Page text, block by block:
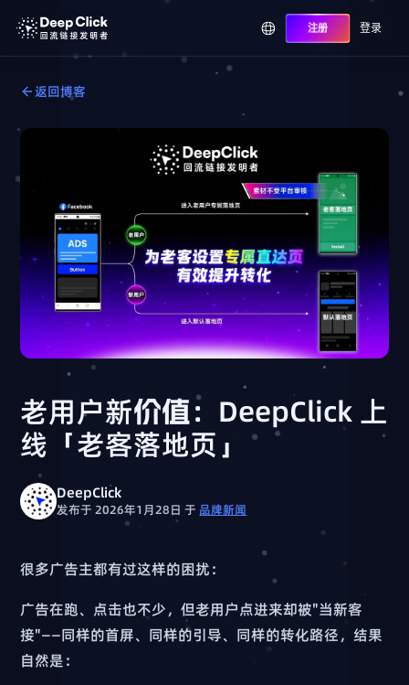
注册 登录
返回博客
老用户新价值：DeepClick 上
线「老客落地页」
DeepClick
发布于 2026年1月28日于 品牌新闻
很多广告主都有过这样的困扰：
广告在跑、点击也不少，但老用户点进来却被"当新客
接"——同样的首屏、同样的引导、同样的转化路径，结果
自然是：